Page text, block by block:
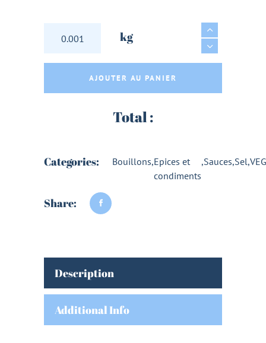
SAUCE SOJA SHOYU BIO & VEGAN - LIMA
kg
AJOUTER AU PANIER
Total :
Categories: Bouillons,Epices et
condiments
,Sauces,Sel,
Share:
Description
Additional Info